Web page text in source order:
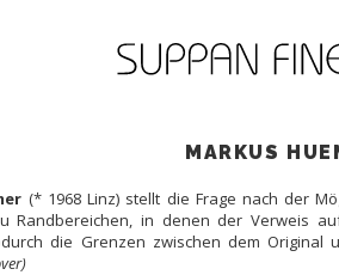
MARKUS
(* 1968 Linz) stellt die Frage nach der
Randbereichen, in denen der Verweis
die Grenzen zwischen dem Original